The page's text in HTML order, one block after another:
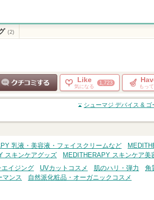
(2)
クチコミする
Like
気になる
1,723
もっ
シューマジ デバイス &
乳液・美容液・フェイスクリームなど
スキンケアグッズ
MEDITHERAPY スキンケア美
エイジング UVカットコスメ 肌のハリ・弾力 角
マンス 自然派化粧品・オーガニックコスメ